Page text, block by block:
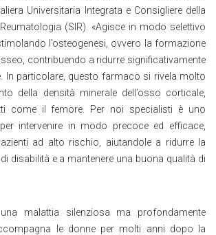
Universitaria Integrata e Consigliere della
(SIR). «Agisce in modo selettivo
l’osteogenesi, ovvero la formazione
contribuendo a ridurre significativamente
In particolare, questo farmaco si rivela molto
della densità minerale dell’osso corticale,
come il femore. Per noi specialisti è uno
intervenire in modo precoce ed efficace,
ad alto rischio, aiutandole a ridurre la
disabilità e a mantenere una buona qualità di
una malattia silenziosa ma profondamente
le donne per molti anni dopo la